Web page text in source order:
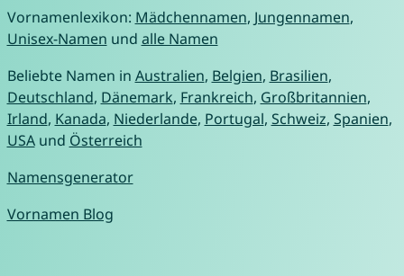
Vornamenlexikon: Mädchennamen, Jungennamen,
Unisex-Namen und alle Namen
Beliebte Namen in Australien, Belgien, Brasilien,
Deutschland, Dänemark, Frankreich, Großbritannien,
Irland, Kanada, Niederlande, Portugal, Schweiz, Spanien,
USAund Österreich
Namensgenerator
Vornamen Blog